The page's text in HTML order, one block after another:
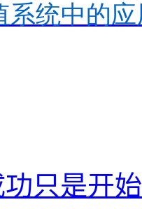
系统中的应
只是开